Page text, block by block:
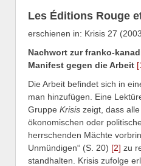
Les Éditions Rouge
erschienen in: Krisis 27
Nachwort zur franko-
Manifest gegen die Arbeit
Die Arbeit befindet sich in
man hinzufügen. Eine
Gruppe Krisis zeigt, dass alle
ökonomischen oder
herrschenden Mächte
Unmündigen“ (S. 20) [2] zu
standhalten. Krisis zufolge